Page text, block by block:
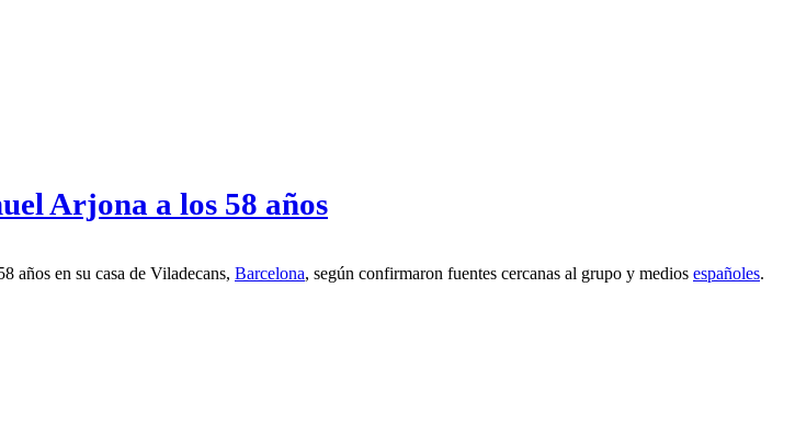
Arjona a los 58 años
58 años en su casa de Viladecans, Barcelona, según confirmaron fuentes cercanas al grupo y medios españoles.